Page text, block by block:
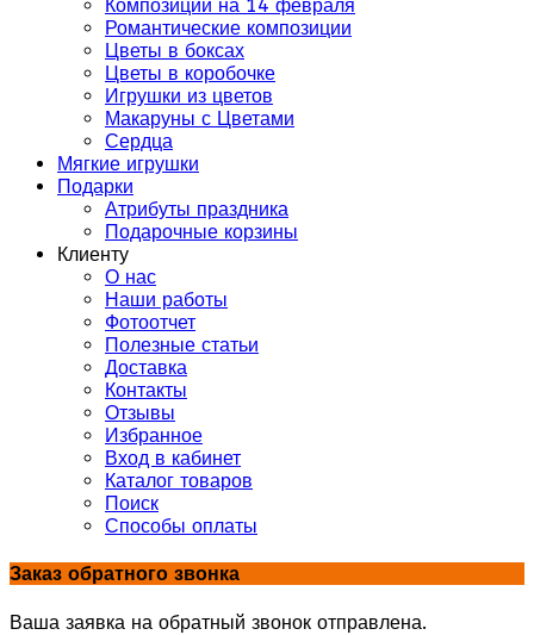
Композиции на 14 февраля
Романтические композиции
Цветы в боксах
Цветы в коробочке
Игрушки из цветов
Макаруны с Цветами
Сердца
Мягкие игрушки
Подарки
Атрибуты праздника
Подарочные корзины
Клиенту
О нас
Наши работы
Фотоотчет
Полезные статьи
Доставка
Контакты
Отзывы
Избранное
Вход в кабинет
Каталог товаров
Поиск
Способы оплаты
Заказ обратного звонка
Ваша заявка на обратный звонок отправлена.